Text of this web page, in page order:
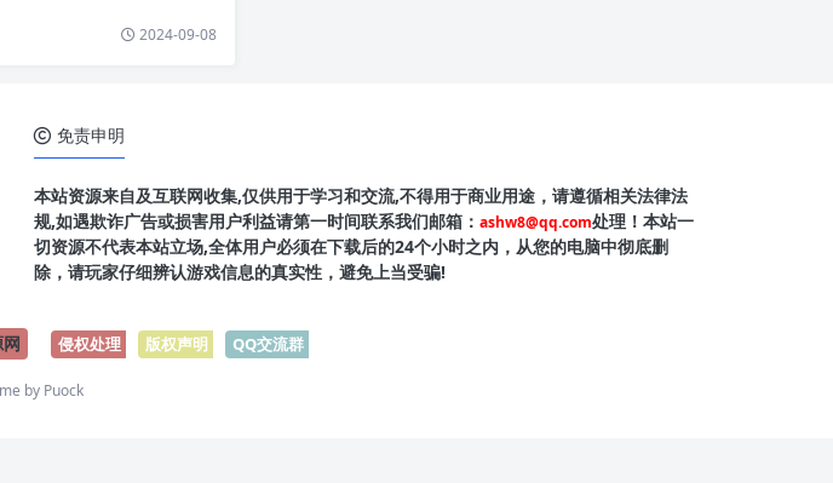
2024-09-08
免责申明
本站资源来自及互联网收集,仅供用于学习和交流,不得用于商业用途，请遵循相关法律法
规,如遇欺诈广告或损害用户利益请第一时间联系我们邮箱： ashw8@qq.com处理！本站一
切资源不代表本站立场,全体用户必须在下载后的24个小时之内，从您的电脑中彻底删
除，请玩家仔细辨认游戏信息的真实性，避免上当受骗!
侵权处理 版权声明 QQ交流群
by Puock